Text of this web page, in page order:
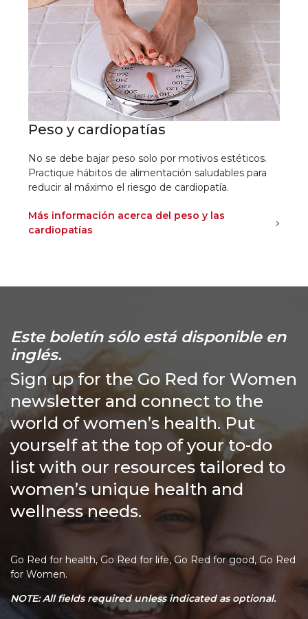
Peso y cardiopatías
No se debe bajar peso solo por motivos estéticos.
Practique hábitos de alimentación saludables para
reducir al máximo el riesgo de cardiopatía.
Más información acerca del peso y las
cardiopatías
Este boletín sólo está disponible en
inglés.
Sign up for the Go Red for Women
newsletter and connect to the
world of women’s health. Put
yourself at the top of your to-do
list with our resources tailored to
women’s unique health and
wellness needs.
Go Red for health, Go Red for life, Go Red for good, Go Red
for Women.
NOTE: All fields required unless indicated as optional.